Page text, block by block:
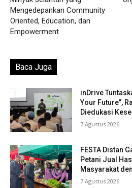
Mengedepankan Community
Oriented, Education, dan
Empowerment
Baca Juga
inDrive
Your Future”,
Diedukasi
7 Agustus 2026
FESTA Distan
Petani Jual
Masyarakat
7 Agustus 2026